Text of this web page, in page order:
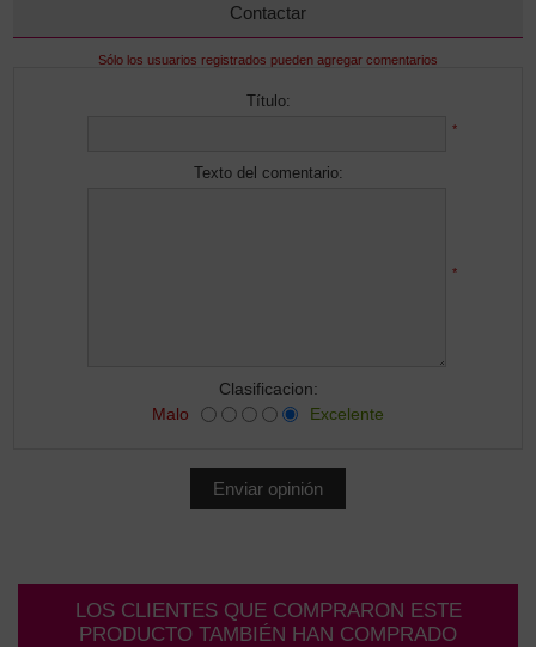
Contactar
Sólo los usuarios registrados pueden agregar comentarios
Título:
*
Texto del comentario:
*
Clasificacion:
Malo
Excelente
LOS CLIENTES QUE COMPRARON ESTE
PRODUCTO TAMBIÉN HAN COMPRADO